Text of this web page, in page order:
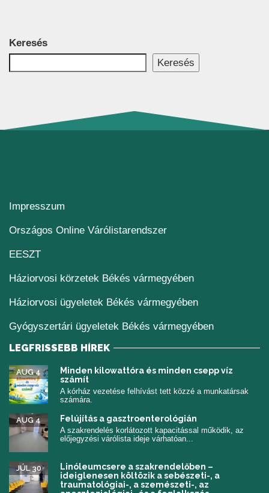
Keresés
Keresés
Impresszum
Országos Online Várólistarendszer(új ablakban nyílik
EESZT(új ablakban nyílik meg)
Háziorvosi körzetek Békés vármegyében
Háziorvosi ügyeletek Békés vármegyében
Gyógyszertári ügyeletek Békés vármegyében
LEGFRISSEBB HÍREK
Minden kilowattóra és minden csepp víz
számít
AUG 4
A kórház vezetése felhívást tett közzé a munkatársak
számára.
Felújítás a gasztroenterológián
AUG 4
A szakrendelés korlátozott kapacitással működik, az
előjegyzési várólista ideje várhatóan...
Linóleumcsere a szakrendelőben –
ideiglenesen költözik a sebészeti-, a
traumatológiai-, a szemészeti-, az
JÚL 30